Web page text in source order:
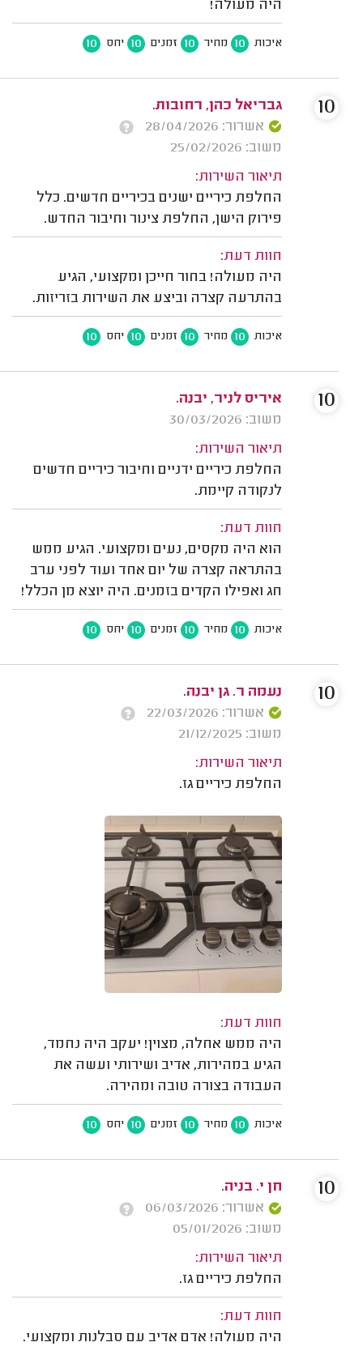
היה מעולה!
איכות 10 מחיר 10 זמנים 10 יחס 10
גבריאל כהן, רחובות.
אשרור: 28/04/2026
משוב: 25/02/2026
תיאור השירות:
החלפת כיריים ישנים בכיריים חדשים. כלל
פירוק הישן, החלפת צינור וחיבור החדש.
חוות דעת:
היה מעולה! בחור חייכן ומקצועי, הגיע
בהתרעה קצרה וביצע את השירות בזריזות.
איכות 10 מחיר 10 זמנים 10 יחס 10
10
איריס לניר, יבנה.
משוב: 30/03/2026
תיאור השירות:
החלפת כיריים ידניים וחיבור כיריים חדשים
לנקודה קיימת.
חוות דעת:
הוא היה מקסים, נעים ומקצועי. הגיע ממש
בהתראה קצרה של יום אחד ועוד לפני ערב
חג ואפילו הקדים בזמנים. היה יוצא מן הכלל!
איכות 10 מחיר 10 זמנים 10 יחס 10
10
נעמה ר. גן יבנה.
אשרור: 22/03/2026
משוב: 21/12/2025
תיאור השירות:
החלפת כיריים גז.
חוות דעת:
היה ממש אחלה, מצוין! יעקב היה נחמד,
הגיע במהירות, אדיב ושירותי ועשה את
העבודה בצורה טובה ומהירה.
איכות 10 מחיר 10 זמנים 10 יחס 10
10
חן י. בניה.
אשרור: 06/03/2026
משוב: 05/01/2026
תיאור השירות:
החלפת כיריים גז.
חוות דעת:
היה מעולה! אדם אדיב עם סבלנות ומקצועי.
10